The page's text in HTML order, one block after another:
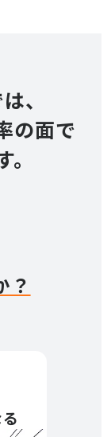
、
の面で
？